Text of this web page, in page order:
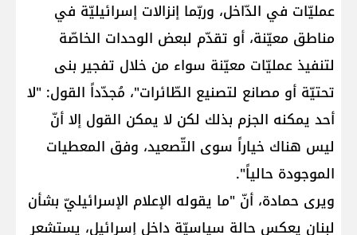
عمليّات في الدّاخل، وربّما إنزالات إسرائيليّة في
مناطق معيّنة، أو تقدّم لبعض الوحدات الخاصّة
لتنفيذ عمليّات معيّنة سواء من خلال تفجير بنى
تحتيّة أو مصانع لتصنيع الطّائرات"، مُجدّداً القول: "لا
أحد يمكنه الجزم بذلك لكن لا يمكن القول إلا أنّ
ليس هناك خياراً سوى التّصعيد، وفق المعطيات
الموجودة حالياً".
ويرى حمادة، أنّ "ما يقوله الإعلام الإسرائيليّ بشأن
لبنان يعكس حالة سياسيّة داخل إسرائيل، يستشعر